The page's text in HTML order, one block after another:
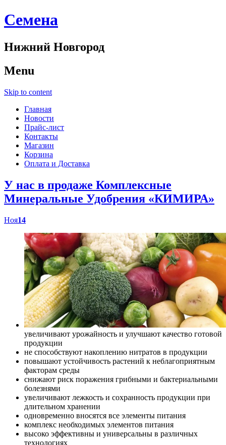
Cемена
Нижний Новгород
Menu
Skip to content
Главная
Новости
Прайс-лист
Контакты
Магазин
Корзина
Оплата и Доставка
У нас в продаже Комплексные
Минеральные Удобрения «КИМИРА»
Ноя14
увеличивают урожайность и улучшают качество готовой
продукции
не способствуют накоплению нитратов в продукции
повышают устойчивость растений к неблагоприятным
факторам среды
снижают риск поражения грибными и бактериальными
болезнями
увеличивают лежкость и сохранность продукции при
длительном хранении
одновременно вносятся все элементы питания
комплекс необходимых элементов питания
высоко эффективны и универсальны в различных
технологиях